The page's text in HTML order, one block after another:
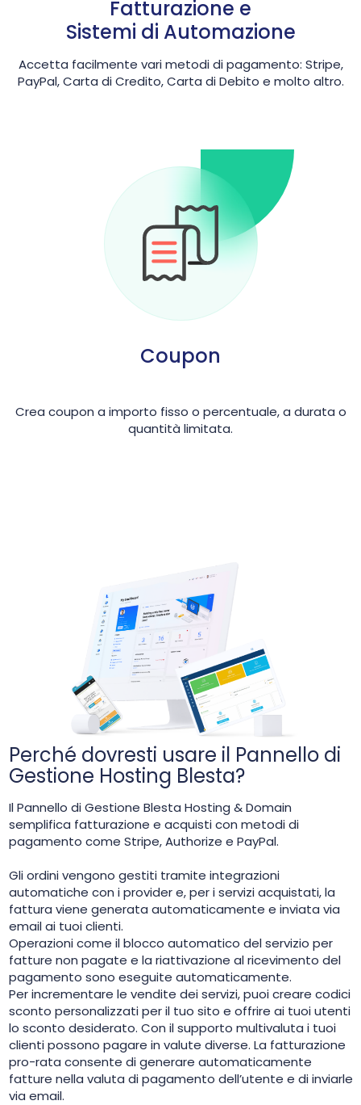
Fatturazione e
Sistemi di Automazione
Accetta facilmente vari metodi di pagamento: Stripe,
PayPal, Carta di Credito, Carta di Debito e molto altro.
Coupon
Crea coupon a importo fisso o percentuale, a durata o
quantità limitata.
Perché dovresti usare il Pannello di
Gestione Hosting Blesta?
Il Pannello di Gestione Blesta Hosting & Domain
semplifica fatturazione e acquisti con metodi di
pagamento come Stripe, Authorize e PayPal.
Gli ordini vengono gestiti tramite integrazioni
automatiche con i provider e, per i servizi acquistati, la
fattura viene generata automaticamente e inviata via
email ai tuoi clienti.
Operazioni come il blocco automatico del servizio per
fatture non pagate e la riattivazione al ricevimento del
pagamento sono eseguite automaticamente.
Per incrementare le vendite dei servizi, puoi creare codici
sconto personalizzati per il tuo sito e offrire ai tuoi utenti
lo sconto desiderato. Con il supporto multivaluta i tuoi
clienti possono pagare in valute diverse. La fatturazione
pro-rata consente di generare automaticamente
fatture nella valuta di pagamento dell’utente e di inviarle
via email.